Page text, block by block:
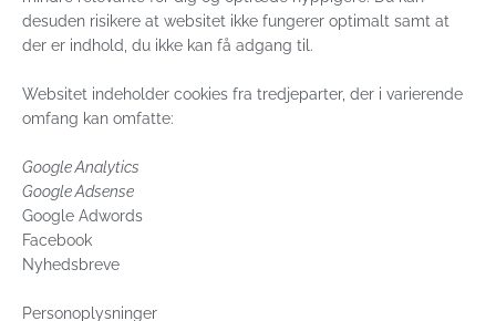
desuden risikere at websitet ikke fungerer optimalt samt at
der er indhold, du ikke kan få adgang til.
Websitet indeholder cookies fra tredjeparter, der i varierende
omfang kan omfatte:
Google Analytics
Google Adsense
Google Adwords
Facebook
Nyhedsbreve
Personoplysninger